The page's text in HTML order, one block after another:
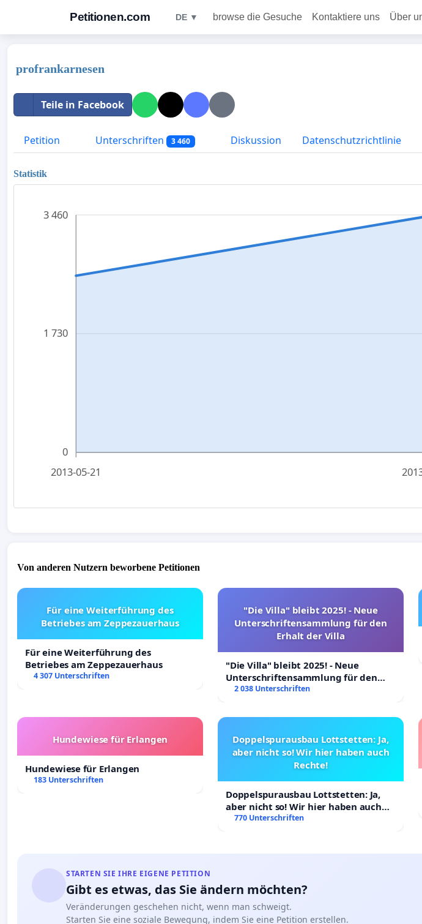
Petitionen.com DE ▼ browse die Gesuche Kontaktiere uns Über
profrankarnesen
Teile in Facebook
Petition Unterschriften 3 460 Diskussion Datenschutzrichtlinie
Statistik
0
1 730
3 460
2013-05-21
Von anderen Nutzern beworbene Petitionen
Für eine Weiterführung des
Betriebes am Zeppezauerhaus
Für eine Weiterführung des
Betriebes am Zeppezauerhaus
4 307 Unterschriften
"Die Villa" bleibt 2025! - Neue
Unterschriftensammlung für den
Erhalt der Villa
"Die Villa" bleibt 2025! - Neue
Unterschriftensammlung für den
Erhalt der Villa
2 038 Unterschriften
Hundewiese für Erlangen
Hundewiese für Erlangen
183 Unterschriften
Doppelspurausbau Lottstetten: Ja,
aber nicht so! Wir hier haben auch
Rechte!
Doppelspurausbau Lottstetten: Ja,
aber nicht so! Wir hier haben auch
Rechte!
770 Unterschriften
STARTEN SIE IHRE EIGENE PETITION
Gibt es etwas, das Sie ändern möchten?
Veränderungen geschehen nicht, wenn man schweigt.
Starten Sie eine soziale Bewegung, indem Sie eine Petition erstellen.